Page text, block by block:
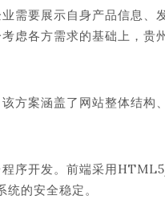
需要展示自身产品信息、
虑各方需求的基础上，贵
方案涵盖了网站整体结构
序开发。前端采用
的安全稳定。